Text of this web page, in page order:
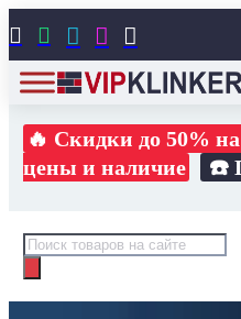
    
🔥 Скидки до 50%
цены и наличие
☎️
Поиск
товаров